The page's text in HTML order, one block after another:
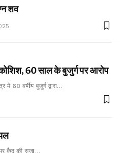
शव
60 साल के बुजुर्ग पर आरोप
में 60 वर्षीय बुजुर्ग द्वारा…
कैद की सजा…